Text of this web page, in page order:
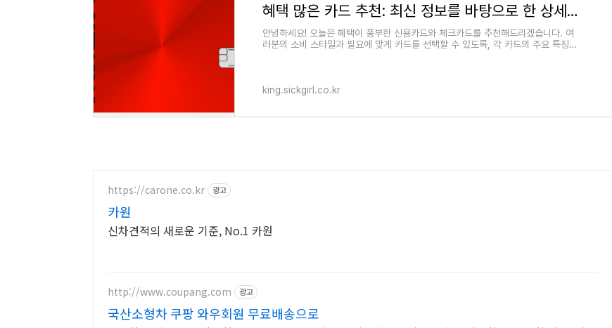
혜택 많은 카드 추천: 최신 정보를 바탕으로 한 상세 가이드
안녕하세요! 오늘은 혜택이 풍부한 신용카드와 체크카드를 추천해드리겠습니다. 여
러분의 소비 스타일과 필요에 맞게 카드를 선택할 수 있도록, 각 카드의 주요 특징과
king.sickgirl.co.kr
https://carone.co.kr 광고
카원
신차견적의 새로운 기준, No.1 카원
http://www.coupang.com 광고
국산소형차 쿠팡 와우회원 무료배송으로